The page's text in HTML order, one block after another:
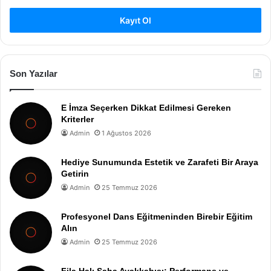
Kayıt Ol
Son Yazılar
E İmza Seçerken Dikkat Edilmesi Gereken
Kriterler
Admin 1 Ağustos 2026
Hediye Sunumunda Estetik ve Zarafeti Bir Araya
Getirin
Admin 25 Temmuz 2026
Profesyonel Dans Eğitmeninden Birebir Eğitim
Alın
Admin 25 Temmuz 2026